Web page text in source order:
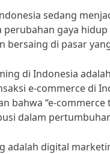
sedang
gaya
bersaing di pasar
di Indonesia
e-commerce di
bahwa “e-
dalam
adalah digital